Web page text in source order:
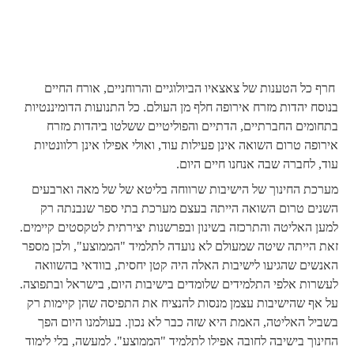
חרף כל הטענות של צאצאיו הביולוגיים והרוחניים, אורח החיים
בנוסח יהדות מזרח אירופה חלף מן העולם. כל התנועות הדומיננטיות
בתחומים החברתיים, הדתיים והפוליטיים ששלטו ביהדות מזרח
אירופה טרום השואה אינן פעילות עוד, ואולי אפילו אינן רלוונטיות
עוד, לחברה שבה אנחנו חיים היום.
מערכת החינוך של הישיבות שרווחה בליטא של של מאה וארבעים
השנים טרום השואה הייתה בעצם מערכת בתי ספר שנבנתה רק
למען האליטה והתרכזה בשינון ובפרשנות יצירתית לטקסטים קיימים.
זאת הייתה שיטה שמעולם לא נועדה לתלמיד "הממוצע", ולכן מספר
האנשים שהגיעו לישיבות האלה היה קטן יחסית, בוודאי בהשוואה
לעשרות אלפי התלמידים שלומדים בישיבות היום, בישראל ובתפוצה.
על אף שהישיבות עצמן מנסות להנציח את התפיסה שהן קיימות רק
בשביל האליטה, האמת היא שזה כבר לא נכון. בעולמנו היום הפך
החינוך בישיבה לחובה אפילו לתלמיד "הממוצע". למעשה, בלי לימוד